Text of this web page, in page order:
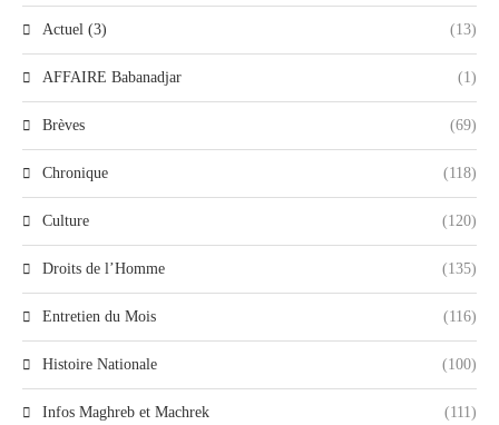
Actuel (3) (13)
AFFAIRE Babanadjar (1)
Brèves (69)
Chronique (118)
Culture (120)
Droits de l’Homme (135)
Entretien du Mois (116)
Histoire Nationale (100)
Infos Maghreb et Machrek (111)